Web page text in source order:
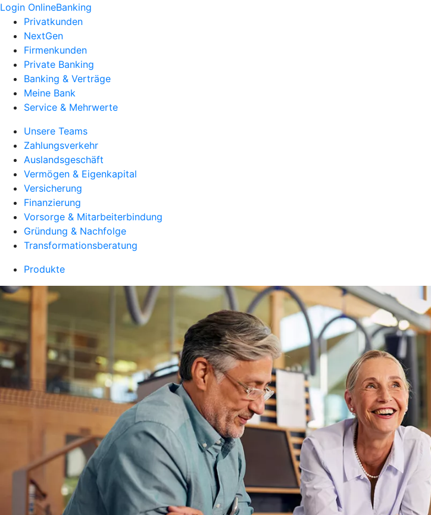
Login OnlineBanking
Privatkunden
NextGen
Firmenkunden
Private Banking
Banking & Verträge
Meine Bank
Service & Mehrwerte
Unsere Teams
Zahlungsverkehr
Auslandsgeschäft
Vermögen & Eigenkapital
Versicherung
Finanzierung
Vorsorge & Mitarbeiterbindung
Gründung & Nachfolge
Transformationsberatung
Produkte